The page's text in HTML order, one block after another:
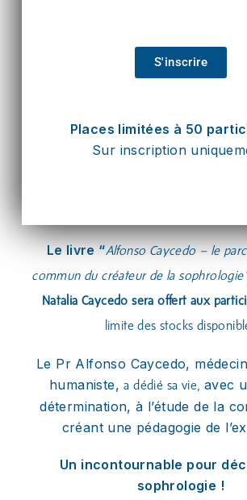
S'inscrire
Places limitées à 50
Sur inscription
Le livre “Alfonso Caycedo – le
commun du créateur de la
Natalia Caycedo sera offert aux
limite des stocks
Le Pr Alfonso Caycedo,
humaniste,a dédié sa vie, avec
détermination, à l’étude de la
créant une pédagogie de
Un incontournable pour
sophrologie !